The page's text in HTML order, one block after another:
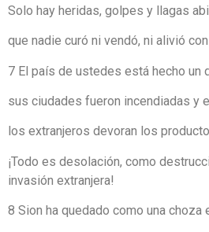
Solo hay heridas, golpes y llagas
que nadie curó ni vendó, ni alivió
7 El país de ustedes está hecho un
sus ciudades fueron incendiadas y
los extranjeros devoran los
¡Todo es desolación, como
invasión extranjera!
8 Sion ha quedado como una choza